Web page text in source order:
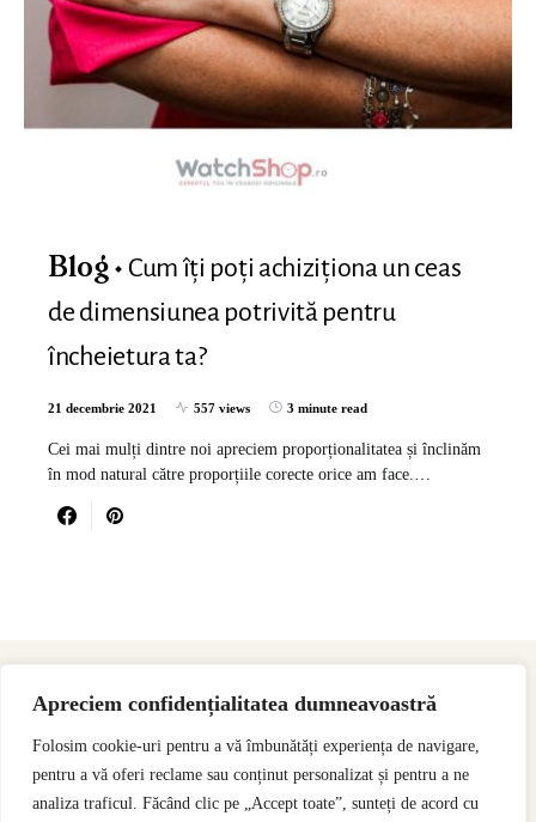
Apreciem confidențialitatea dumneavoastră
Folosim cookie-uri pentru a vă îmbunătăți experiența de navigare,
pentru a vă oferi reclame sau conținut personalizat și pentru a ne
analiza traficul. Făcând clic pe „Accept toate”, sunteți de acord cu
Blog
Cum îți poți achiziționa un ceas
de dimensiunea potrivită pentru
încheietura ta?
21 decembrie 2021 557 views 3 minute read
Cei mai mulți dintre noi apreciem proporționalitatea și înclinăm
în mod natural către proporțiile corecte orice am face.…